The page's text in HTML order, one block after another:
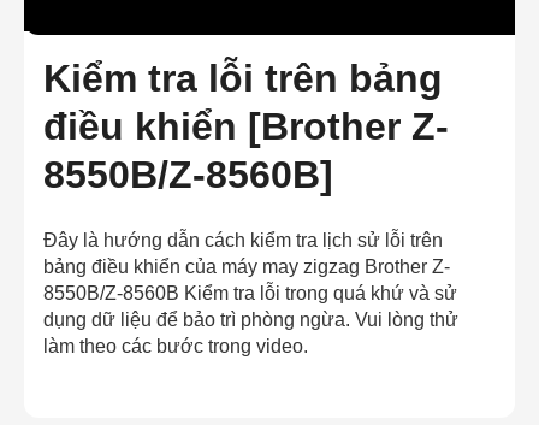
Kiểm tra lỗi trên bảng
điều khiển [Brother Z-
8550B/Z-8560B]
Đây là hướng dẫn cách kiểm tra lịch sử lỗi trên
bảng điều khiển của máy may zigzag Brother Z-
8550B/Z-8560B Kiểm tra lỗi trong quá khứ và sử
dụng dữ liệu để bảo trì phòng ngừa. Vui lòng thử
làm theo các bước trong video.